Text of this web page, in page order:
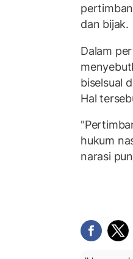
dan bijak.
Dalam
biselsual
Hal
hukum
narasi